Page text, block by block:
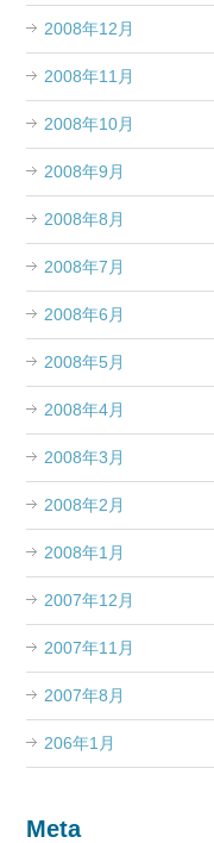
2008年12月
2008年11月
2008年10月
2008年9月
2008年8月
2008年7月
2008年6月
2008年5月
2008年4月
2008年3月
2008年2月
2008年1月
2007年12月
2007年11月
2007年8月
206年1月
Meta